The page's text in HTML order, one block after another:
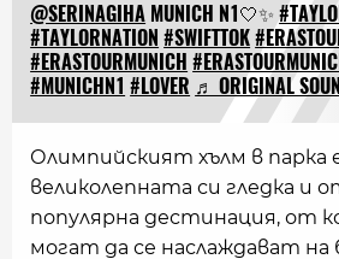
@SERINAGIHA MUNICH N1🤍✨
#TAYLORNATION #SWIFTTOK
#ERASTOURMUNICH
#MUNICHN1 #LOVER ♬ ORIGINAL
Олимпийският хълм в парка
великолепната си гледка и
популярна дестинация, от
могат да се наслаждават на